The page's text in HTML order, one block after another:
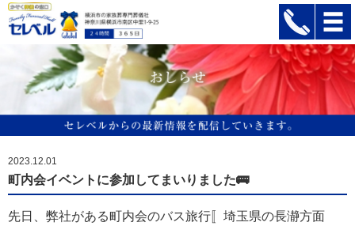
2023.12.01
町内会イベントに参加してまいりました🚌
先日、弊社がある町内会のバス旅行〚埼玉県の長瀞方面